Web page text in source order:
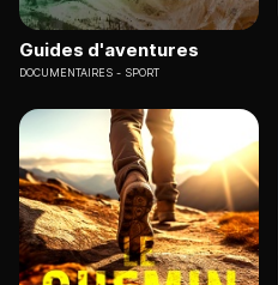
Guides d'aventures
DOCUMENTAIRES SPORT